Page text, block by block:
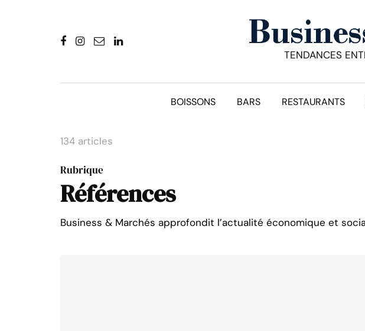
TENDANCES
BOISSONS BARS RESTAURANTS
134 articles
Rubrique
Références
Business & Marchés approfondit l’actualité économique et